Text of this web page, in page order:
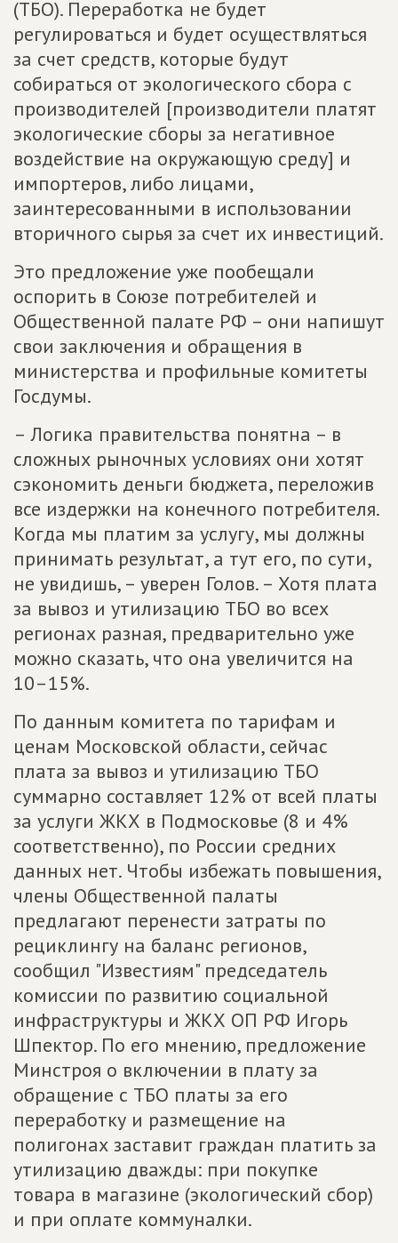
(ТБО). Переработка не будет
регулироваться и будет осуществляться
за счет средств, которые будут
собираться от экологического сбора с
производителей [производители платят
экологические сборы за негативное
воздействие на окружающую среду] и
импортеров, либо лицами,
заинтересованными в использовании
вторичного сырья за счет их инвестиций.
Это предложение уже пообещали
оспорить в Союзе потребителей и
Общественной палате РФ – они напишут
свои заключения и обращения в
министерства и профильные комитеты
Госдумы.
– Логика правительства понятна – в
сложных рыночных условиях они хотят
сэкономить деньги бюджета, переложив
все издержки на конечного потребителя.
Когда мы платим за услугу, мы должны
принимать результат, а тут его, по сути,
не увидишь, – уверен Голов. – Хотя плата
за вывоз и утилизацию ТБО во всех
регионах разная, предварительно уже
можно сказать, что она увеличится на
10–15%.
По данным комитета по тарифам и
ценам Московской области, сейчас
плата за вывоз и утилизацию ТБО
суммарно составляет 12% от всей платы
за услуги ЖКХ в Подмосковье (8 и 4%
соответственно), по России средних
данных нет. Чтобы избежать повышения,
члены Общественной палаты
предлагают перенести затраты по
рециклингу на баланс регионов,
сообщил "Известиям" председатель
комиссии по развитию социальной
инфраструктуры и ЖКХ ОП РФ Игорь
Шпектор. По его мнению, предложение
Минстроя о включении в плату за
обращение с ТБО платы за его
переработку и размещение на
полигонах заставит граждан платить за
утилизацию дважды: при покупке
товара в магазине (экологический сбор)
и при оплате коммуналки.